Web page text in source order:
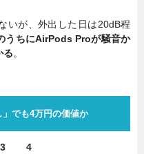
いが、外出した日は20dB程
うちにAirPods Proが騒音か
る。
」でも4万円の価値か
3 4